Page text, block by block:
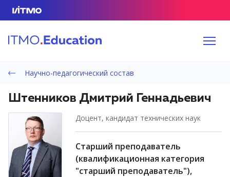
Научно-педагогический состав
Штенников Дмитрий Геннадьевич
доцент, кандидат технических наук
старший преподаватель
(квалификационная категория
"старший преподаватель"),